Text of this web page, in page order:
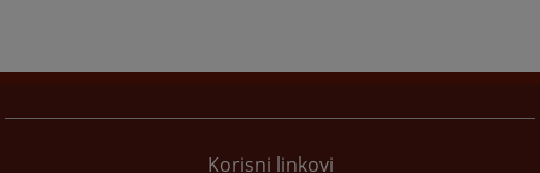
Korisni linkovi